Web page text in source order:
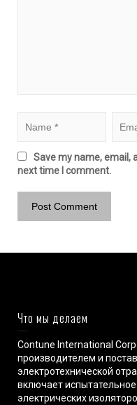
Save my name, email,
next time I comment.
Что мы делаем
Contune International
производителем и
электротехнической
включает
электрических